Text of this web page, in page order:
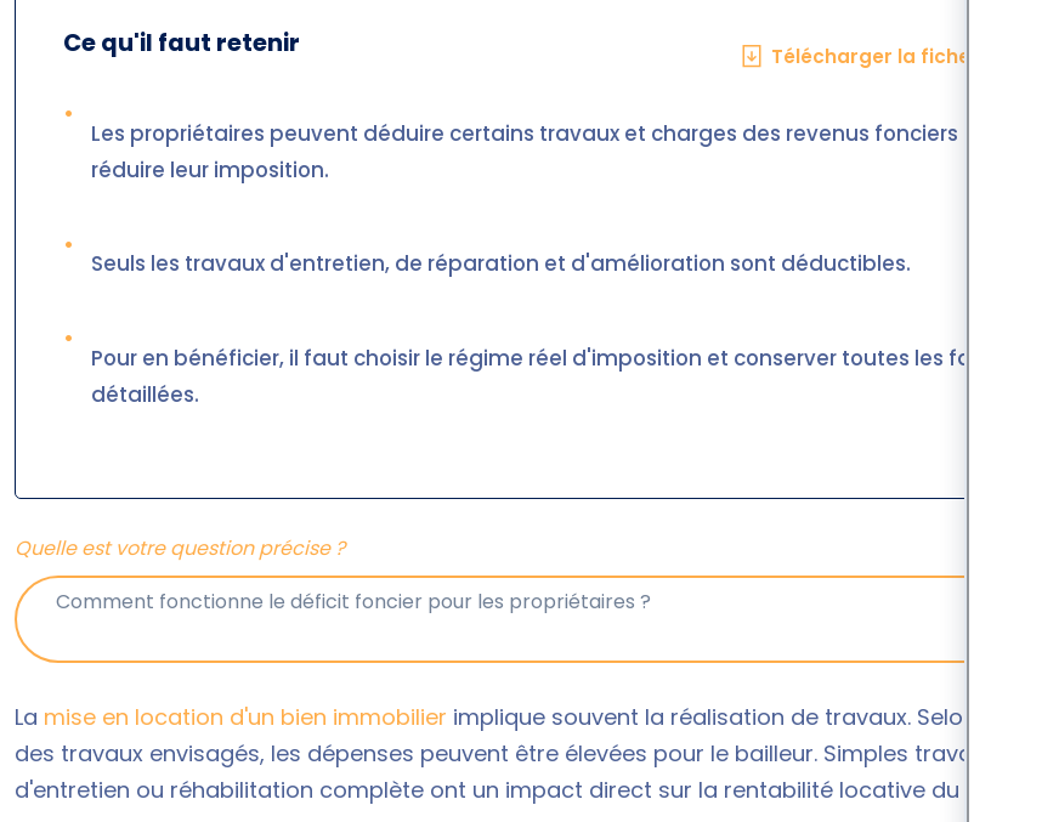
Ce qu'il faut retenir
•
Les propriétaires peuvent déduire certains travaux et charges des revenus fonciers pour
réduire leur imposition.
•
Seuls les travaux d'entretien, de réparation et d'amélioration sont déductibles.
•
Pour en bénéficier, il faut choisir le régime réel d'imposition et conserver toutes les factures
détaillées.
Télécharger la fiche en PDF
Quelle est votre question précise ?
La mise en location d'un bien immobilier implique souvent la réalisation de travaux. Selon le type
des travaux envisagés, les dépenses peuvent être élevées pour le bailleur. Simples travaux
d'entretien ou réhabilitation complète ont un impact direct sur la rentabilité locative du bien.